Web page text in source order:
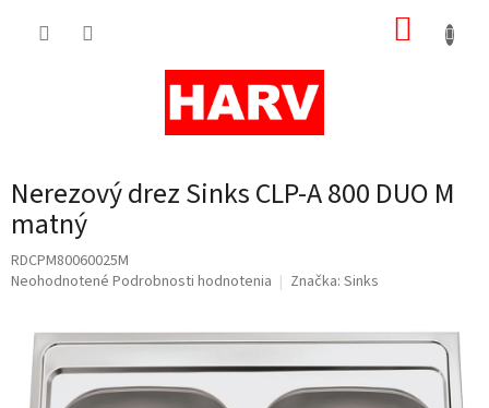
Nerezový drez Sinks CLP-A 800 DUO M
matný
RDCPM80060025M
Priemerné
Neohodnotené Podrobnosti hodnotenia Značka: Sinks